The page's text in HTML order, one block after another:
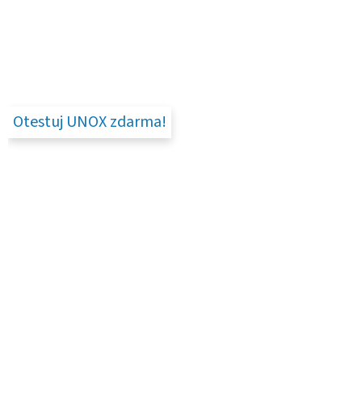
Otestuj UNOX zdarma!